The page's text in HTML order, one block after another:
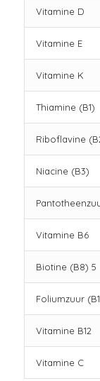
Vitamine D
Vitamine E
Vitamine K
Thiamine (B1)
Riboflavine
Niacine (B3)
Vitamine B6
Biotine (B8) 5
Foliumzuur
Vitamine B12
Vitamine C